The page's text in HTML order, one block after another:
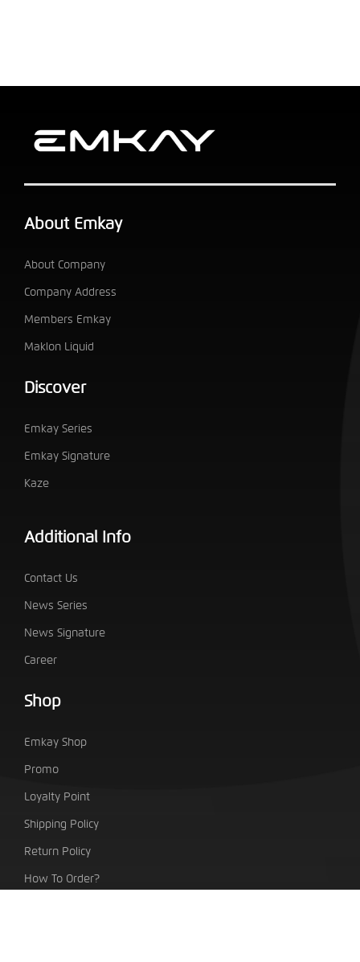
About Emkay
About Company
Company Address
Members Emkay
Maklon Liquid
Discover
Emkay Series
Emkay Signature
Kaze
Additional Info
Contact Us
News Series
News Signature
Career
Shop
Emkay Shop
Promo
Loyalty Point
Shipping Policy
Return Policy
How To Order?